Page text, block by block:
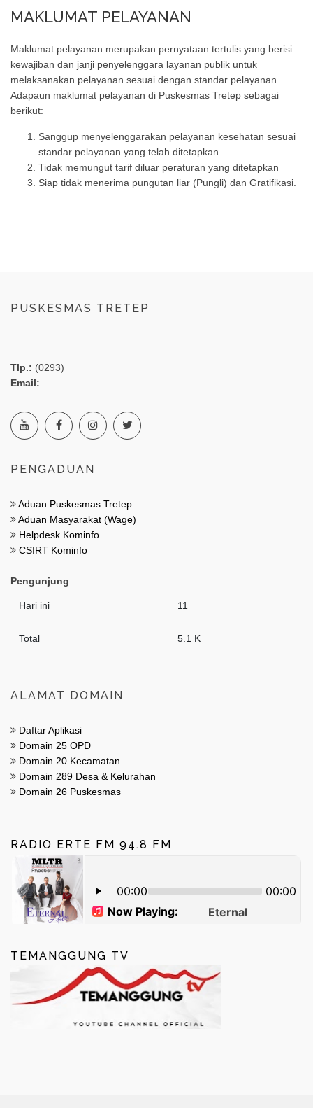
MAKLUMAT PELAYANAN
Maklumat pelayanan merupakan pernyataan tertulis yang berisi
kewajiban dan janji penyelenggara layanan publik untuk
melaksanakan pelayanan sesuai dengan standar pelayanan.
Adapaun maklumat pelayanan di Puskesmas Tretep sebagai
berikut:
Sanggup menyelenggarakan pelayanan kesehatan sesuai
standar pelayanan yang telah ditetapkan
Tidak memungut tarif diluar peraturan yang ditetapkan
Siap tidak menerima pungutan liar (Pungli) dan Gratifikasi.
PUSKESMAS TRETEP
Tlp.: (0293)
Email:
PENGADUAN
Aduan Puskesmas Tretep
Aduan Masyarakat (Wage)
Helpdesk Kominfo
CSIRT Kominfo
Pengunjung
Hari ini 11
Total 5.1 K
ALAMAT DOMAIN
Daftar Aplikasi
Domain 25 OPD
Domain 20 Kecamatan
Domain 289 Desa & Kelurahan
Domain 26 Puskesmas
RADIO ERTE FM 94.8 FM
TEMANGGUNG TV